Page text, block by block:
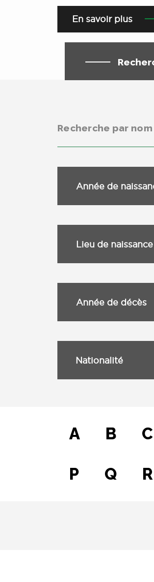
En savoir plus
Année de
Lieu de naissance
Année de décès
Nationalité
A B C
P Q R